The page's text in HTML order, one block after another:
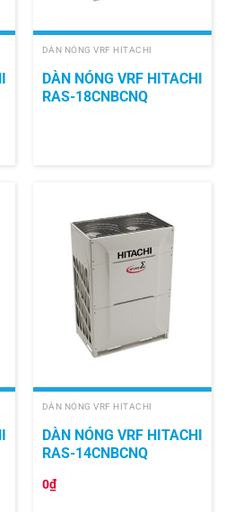
DÀN NÓNG VRF HITACHI
DÀN NÓNG VRF HITACHI
RAS-18CNBCNQ
DÀN NÓNG VRF HITACHI
DÀN NÓNG VRF HITACHI
RAS-14CNBCNQ
0₫